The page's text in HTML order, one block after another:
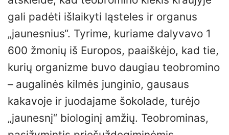
gali padėti išlaikyti ląsteles ir organus
„jaunesnius“. Tyrime, kuriame dalyvavo 1
600 žmonių iš Europos, paaiškėjo, kad tie,
kurių organizme buvo daugiau teobromino
– augalinės kilmės junginio, gausaus
kakavoje ir juodajame šokolade, turėjo
„jaunesnį“ biologinį amžių. Teobrominas,